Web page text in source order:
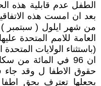
الطفل عدم قابلية هذه
بعد ان امست هذه
(باستثناء الولايات
ان 96 في المائة
يجعلها تعترف بحق